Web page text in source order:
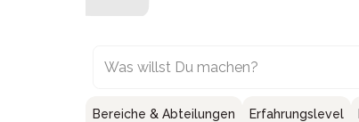
Was willst Du machen?
Bereiche & Abteilungen Erfahrungslevel